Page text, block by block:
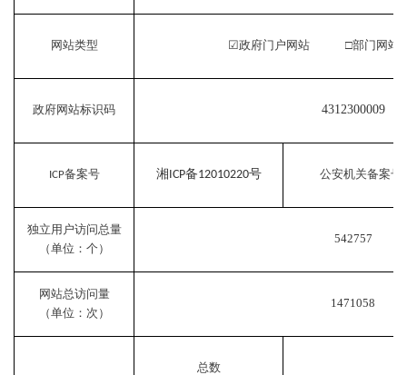
网站类型 ☑政府门户网站 □部门
政府网站标识码 4312300009
ICP备案号 湘ICP备12010220号 公安机关备案号
独立用户访问总量
（单位：个）
542757
网站总访问量
（单位：次）
1471058
总数